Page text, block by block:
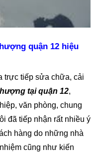
quận 12 hiệu
trực tiếp sửa chữa, cải
tại quận 12,
văn phòng, chung
đã tiếp nhận rất nhiều ý
hàng do những nhà
cũng như kiến